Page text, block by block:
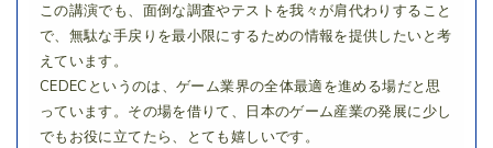
この講演でも、面倒な調査やテストを我々が肩代わりすること
で、無駄な手戻りを最小限にするための情報を提供したいと考
えています。
CEDECというのは、ゲーム業界の全体最適を進める場だと思
っています。その場を借りて、日本のゲーム産業の発展に少し
でもお役に立てたら、とても嬉しいです。